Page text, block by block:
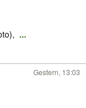
...
Gestern, 13:03